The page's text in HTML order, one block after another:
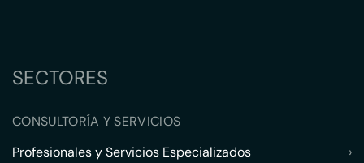
SECTORES
CONSULTORÍA Y SERVICIOS
Profesionales y Servicios Especializados
›